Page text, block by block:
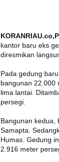
kantor baru eks
diresmikan
Pada gedung
bangunan 22.000
lima lantai.
persegi.
Bangunan kedua,
Samapta.
Humas. Gedung
2.916 meter